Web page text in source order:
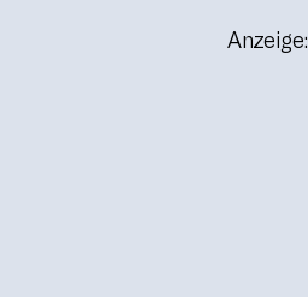
Anzeige: